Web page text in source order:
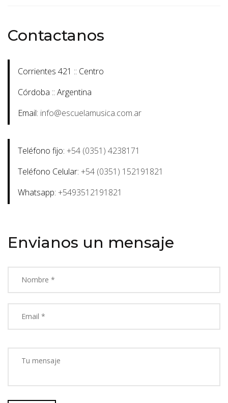
Contactanos
Corrientes 421 :: Centro
Córdoba :: Argentina
Email: info@escuelamusica.com.ar
Teléfono fijo: +54 (0351) 4238171
Teléfono Celular: +54 (0351) 152191821
Whatsapp: +5493512191821
Envianos un mensaje